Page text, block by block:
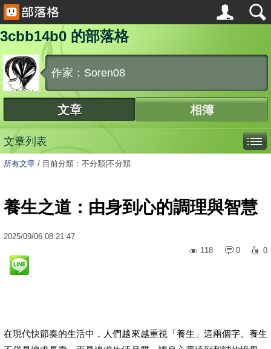
3cbb14b0 的部落格
作家：Soren08
文章 相簿
文章列表
所有文章 / 目前分類：不分類|不分類
養生之道：由身到心的調理與智慧
2025/09/06 08:21:47
118
0 0
在現代快節奏的生活中，人們越來越重視「養生」這兩個字。養生